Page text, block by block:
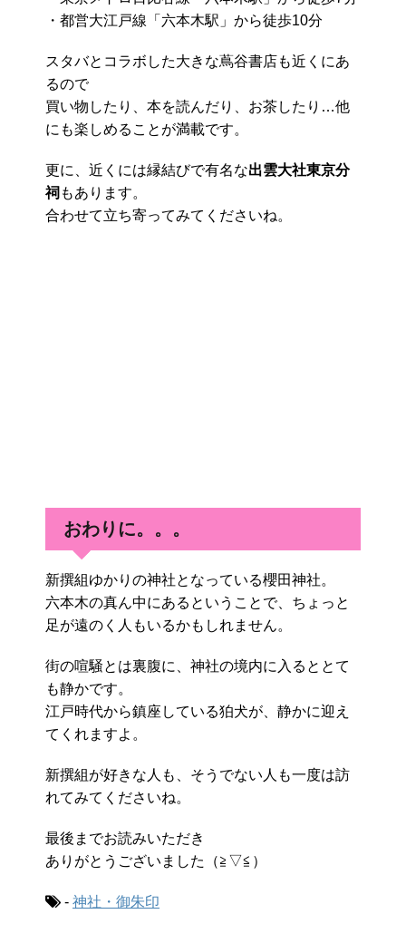
・都営大江戸線「六本木駅」から徒歩10分
スタバとコラボした大きな蔦谷書店も近くにあ
るので
買い物したり、本を読んだり、お茶したり…他
にも楽しめることが満載です。
更に、近くには縁結びで有名な出雲大社東京分
祠 もあります。
合わせて立ち寄ってみてくださいね。
おわりに。。。
新撰組ゆかりの神社となっている櫻田神社。
六本木の真ん中にあるということで、ちょっと
足が遠のく人もいるかもしれません。
街の喧騒とは裏腹に、神社の境内に入るととて
も静かです。
江戸時代から鎮座している狛犬が、静かに迎え
てくれますよ。
新撰組が好きな人も、そうでない人も一度は訪
れてみてくださいね。
最後までお読みいただき
ありがとうございました（≧▽≦）
- 神社・御朱印